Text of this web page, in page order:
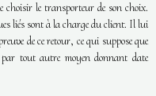
choisir le transporteur de son choix.
liés sont à la charge du client. Il lui
de ce retour, ce qui suppose que
tout autre moyen donnant date